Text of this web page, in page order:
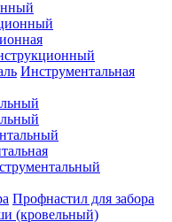
Инструментальная
Профнастил для забора